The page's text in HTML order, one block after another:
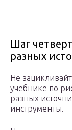
Шаг
разных
Не
учебнике по
разных
инструменты.